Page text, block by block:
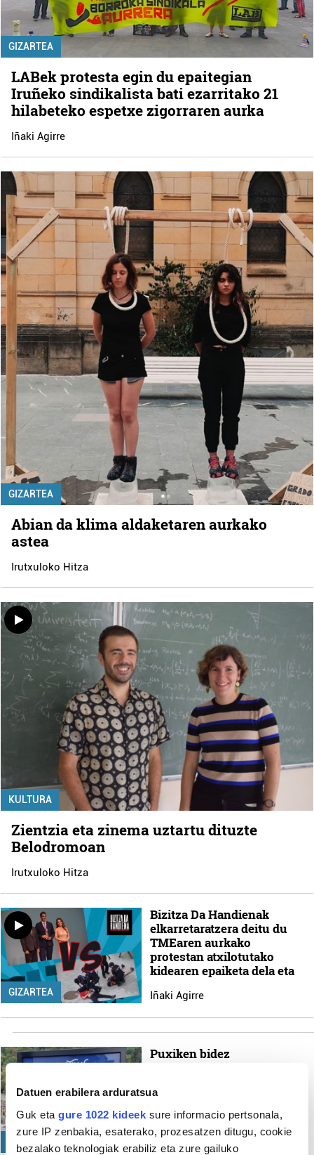
Datuen erabilera arduratsua
Guk eta gure 1022 kideek sure informacio pertsonala,
zure IP zenbakia, esaterako, prozesatzen ditugu, cookie
bezalako teknologiak erabiliz eta zure gailuko
GIZARTEA
LABek protesta egin du epaitegian
Iruñeko sindikalista bati ezarritako 21
hilabeteko espetxe zigorraren aurka
Iñaki Agirre
GIZARTEA
Abian da klima aldaketaren aurkako
astea
Irutxuloko Hitza
KULTURA
Zientzia eta zinema uztartu dituzte
Belodromoan
Irutxuloko Hitza
GIZARTEA
Bizitza Da Handienak
elkarretaratzera deitu du
TMEaren aurkako
protestan atxilotutako
kidearen epaiketa dela eta
Iñaki Agirre
Puxiken bidez